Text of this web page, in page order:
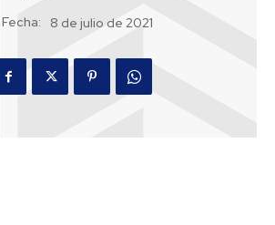
Fecha: 8 de julio de 2021